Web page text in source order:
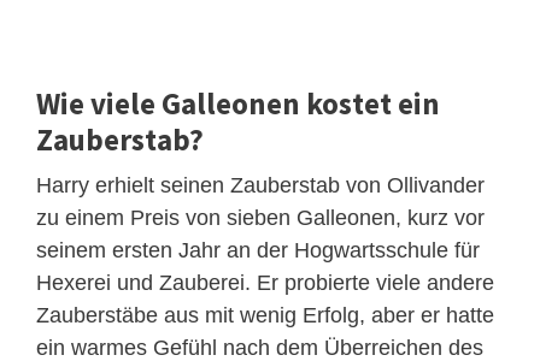
Wie viele Galleonen kostet ein
Zauberstab?
Harry erhielt seinen Zauberstab von Ollivander
zu einem Preis von sieben Galleonen, kurz vor
seinem ersten Jahr an der Hogwartsschule für
Hexerei und Zauberei. Er probierte viele andere
Zauberstäbe aus mit wenig Erfolg, aber er hatte
ein warmes Gefühl nach dem Überreichen des